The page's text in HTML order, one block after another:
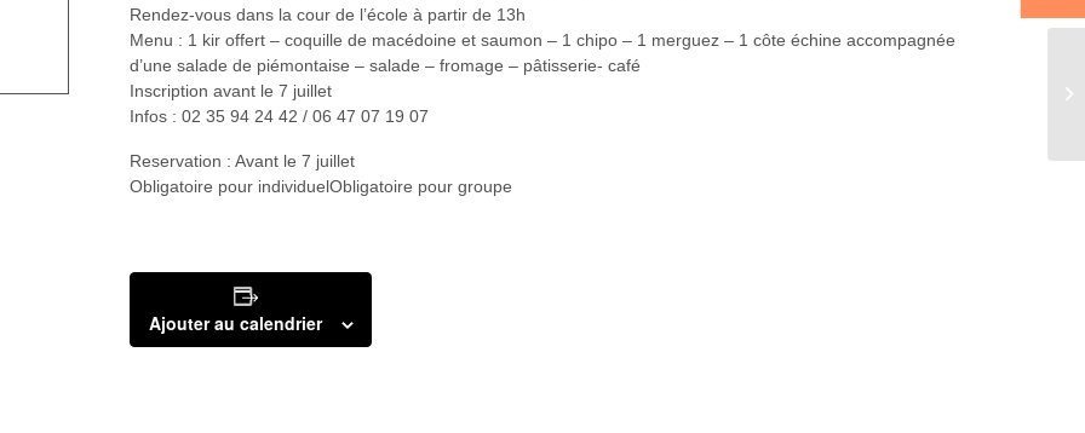
Rendez-vous dans la cour de l’école à partir de 13h
Menu : 1 kir offert – coquille de macédoine et saumon – 1 chipo – 1 merguez – 1 côte échine accompagnée
d’une salade de piémontaise – salade – fromage – pâtisserie- café
Inscription avant le 7 juillet
Infos : 02 35 94 24 42 / 06 47 07 19 07
Reservation : Avant le 7 juillet
Obligatoire pour individuelObligatoire pour groupe
Ajouter au calendrier